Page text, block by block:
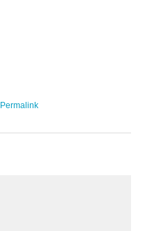
Permalink